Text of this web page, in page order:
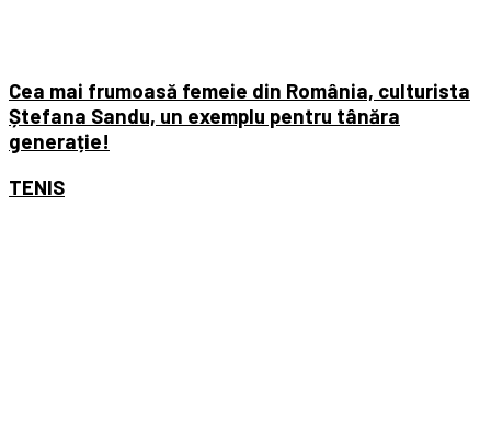
Cea mai frumoasă femeie din România, culturista
Ștefana Sandu, un exemplu pentru tânăra
generație!
TENIS